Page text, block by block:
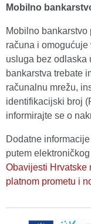
Mobilno
Mobilno
računa i
usluga bez odlaska
bankarstva trebate
računalnu mrežu,
identifikacijski broj
informirajte se o
Dodatne
putem
Obavijesti Hrvatske
platnom prometu i